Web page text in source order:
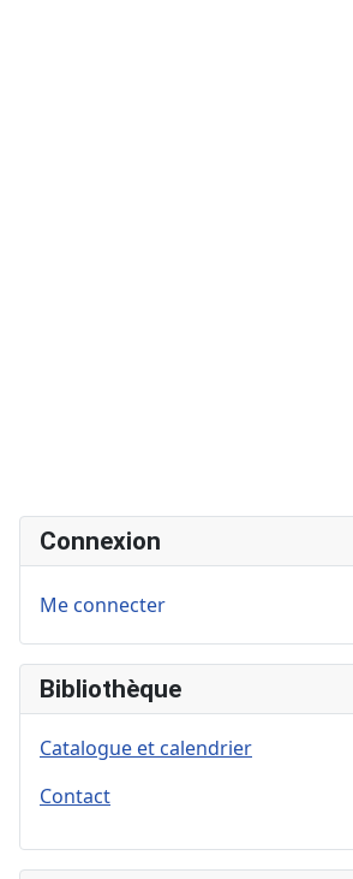
Connexion
Me connecter
Bibliothèque
Catalogue et calendrier
Contact